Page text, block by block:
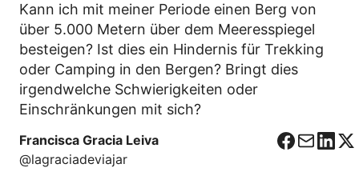
Kann ich mit meiner Periode einen Berg von
über 5.000 Metern über dem Meeresspiegel
besteigen? Ist dies ein Hindernis für Trekking
oder Camping in den Bergen? Bringt dies
irgendwelche Schwierigkeiten oder
Einschränkungen mit sich?
Francisca Gracia Leiva
@lagraciadeviajar
F
C
L
X